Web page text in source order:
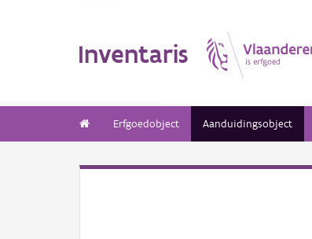
Inventaris
Erfgoedobject Aanduidingsobject